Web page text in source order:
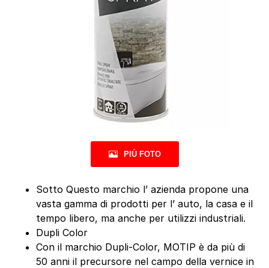
PIÙ FOTO
Sotto Questo marchio l’ azienda propone una
vasta gamma di prodotti per l’ auto, la casa e il
tempo libero, ma anche per utilizzi industriali.
Dupli Color
Con il marchio Dupli-Color, MOTIP è da più di
50 anni il precursore nel campo della vernice in